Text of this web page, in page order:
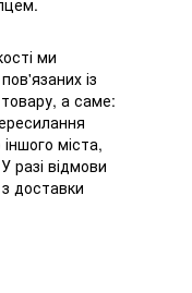
ми
із
а саме:
міста,
разі відмови
доставки